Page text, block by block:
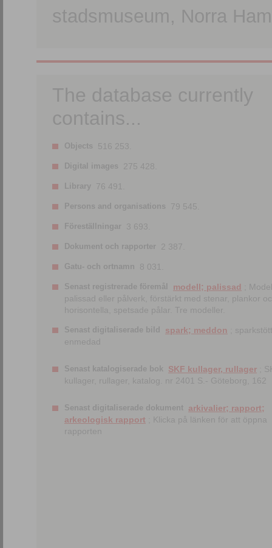
stadsmuseum, Norra
The database currently
contains...
Objects 516 253.
Digital images 275 428.
Library 76 491.
Persons and organisations 79 545.
Föreställningar 3 693.
Dokument och rapporter 2 387.
Gatu- och ortnamn 8 031.
Senast registrerade föremål modell; palissad
;
palissad eller pålverk, förstärkt med stenar, plankor
horisontella, spetsade pålar. Tre modeller.
Senast digitaliserade bild spark; meddon ;
enmedad
Senast katalogiserade bok SKF kullager, rullager ;
kullager, rullager, katalog. nr 2401 S.- Göteborg, 162
Senast digitaliserade dokument arkivalier; rapport;
arkeologisk rapport ; Klicka på länken för att öppna
rapporten